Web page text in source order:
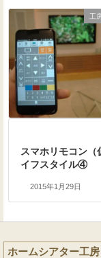
工
スマホリモコン（
イフスタイル④
2015年1月29日
ホームシアター工